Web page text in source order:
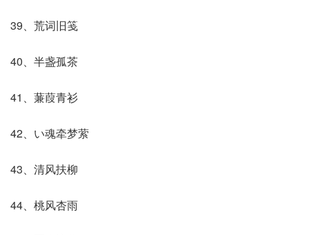
39、荒词旧笺
40、半盏孤茶
41、蒹葭青衫
42、い魂牵梦萦
43、清风扶柳
44、桃风杏雨